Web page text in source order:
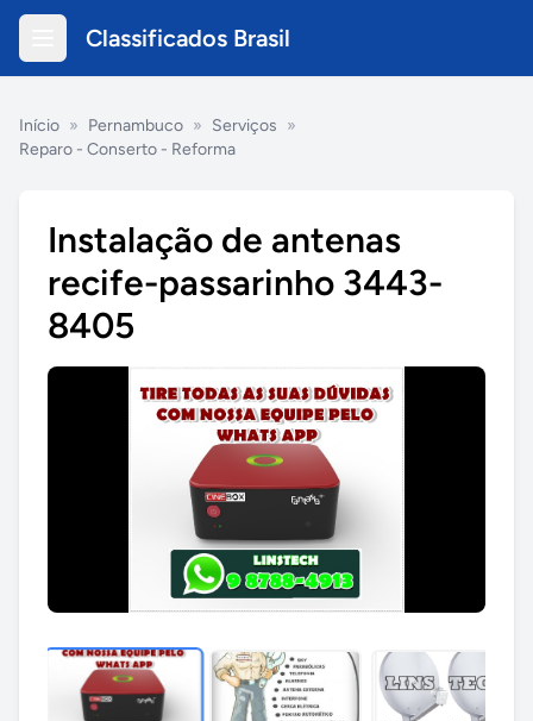
Classificados Brasil
Início » Pernambuco » Serviços »
Reparo - Conserto - Reforma
Instalação de antenas
recife-passarinho 3443-
8405